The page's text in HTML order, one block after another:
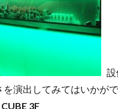
演出してみてはいかが
3F